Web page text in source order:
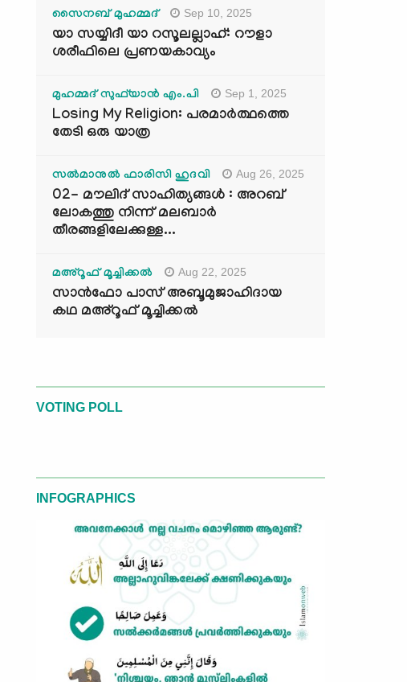
സൈനബ് മുഹമ്മദ് Sep 10, 2025
യാ സയ്യിദീ യാ റസൂലല്ലാഹ്: റൗളാ
ശരീഫിലെ പ്രണയകാവ്യം
മുഹമ്മദ് സുഫ്‌യാൻ എം.പി Sep 1, 2025
Losing My Religion: പരമാർത്ഥത്തെ
തേടി ഒരു യാത്ര
സൽമാനുൽ ഫാരിസി ഹുദവി Aug 26, 2025
02- മൗലിദ് സാഹിത്യങ്ങൾ : അറബ്
ലോകത്തു നിന്ന് മലബാർ
തീരങ്ങളിലേക്കുള്ള...
മഅ്റൂഫ് മൂച്ചിക്കല്‍ Aug 22, 2025
സാൻഫോ പാസ് അബൂമുജാഹിദായ
കഥ മഅ്റൂഫ് മൂച്ചിക്കല്‍
VOTING POLL
INFOGRAPHICS